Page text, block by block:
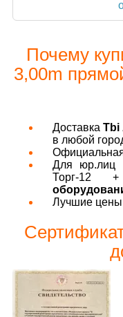
Почему
3,00m
ДоставкаTbi
в любой
Для юр.лиц
Торг-12
Лучшие цены